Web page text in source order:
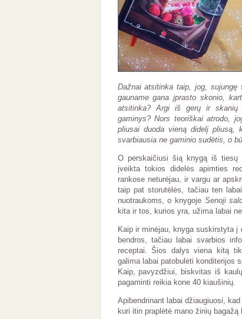
Dažnai atsitinka taip, jog, sujungę
gauname gana įprasto skonio,
atsitinka? Argi iš gerų ir skanių
gaminys? Nors teoriškai atrodo,
pliusai duoda vieną didelį pliusą,
svarbiausia ne gaminio sudėtis, o
O perskaičiusi šią knygą iš
įveikta tokios didelės apimties
rankose neturėjau, ir vargu ar
taip pat storutėlės, tačiau ten
nuotraukoms, o knygoje Senoji
kita ir tos, kurios yra, užima labai
Kaip ir minėjau, knyga suskirstyta į
bendros, tačiau labai svarbios
receptai. Šios dalys viena kitą
galima labai patobulėti konditerijos
Kaip, pavyzdžiui, biskvitas iš
pagaminti reikia kone 40 kiaušinių.
Apibendrinant labai džiaugiuosi,
kuri itin praplėtė mano žinių